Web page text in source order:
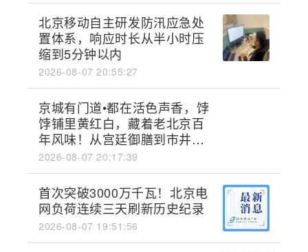
北京移动自主研发防汛应急处
置体系，响应时长从半小时压
缩到5分钟以内
2026-08-07 20:55:27
京城有门道•都在活色声香，饽
饽铺里黄红白，藏着老北京百
年风味！从宫廷御膳到市井街
头，旧时皇家独享的滋味，如
今街边饽饽铺随
2026-08-07 20:17:39
首次突破3000万千瓦！北京电
网负荷连续三天刷新历史纪录
2026-08-07 19:51:56